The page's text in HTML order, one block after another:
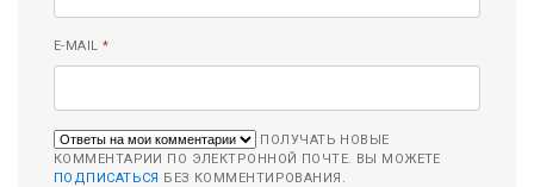
E-MAIL*
ПОЛУЧАТЬ НОВЫЕ
КОММЕНТАРИИ ПО ЭЛЕКТРОННОЙ ПОЧТЕ. ВЫ МОЖЕТЕ
ПОДПИСАТЬСЯ БЕЗ КОММЕНТИРОВАНИЯ.